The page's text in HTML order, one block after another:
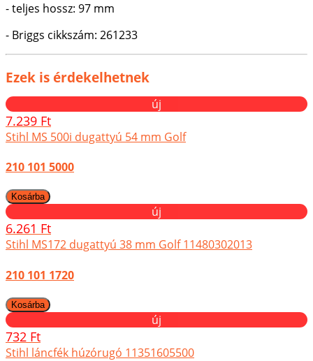
- teljes hossz: 97 mm
- Briggs cikkszám: 261233
Ezek is érdekelhetnek
új
7.239 Ft
Stihl MS 500i dugattyú 54 mm Golf
210 101 5000
új
6.261 Ft
Stihl MS172 dugattyú 38 mm Golf 11480302013
210 101 1720
új
732 Ft
Stihl láncfék húzórugó 11351605500